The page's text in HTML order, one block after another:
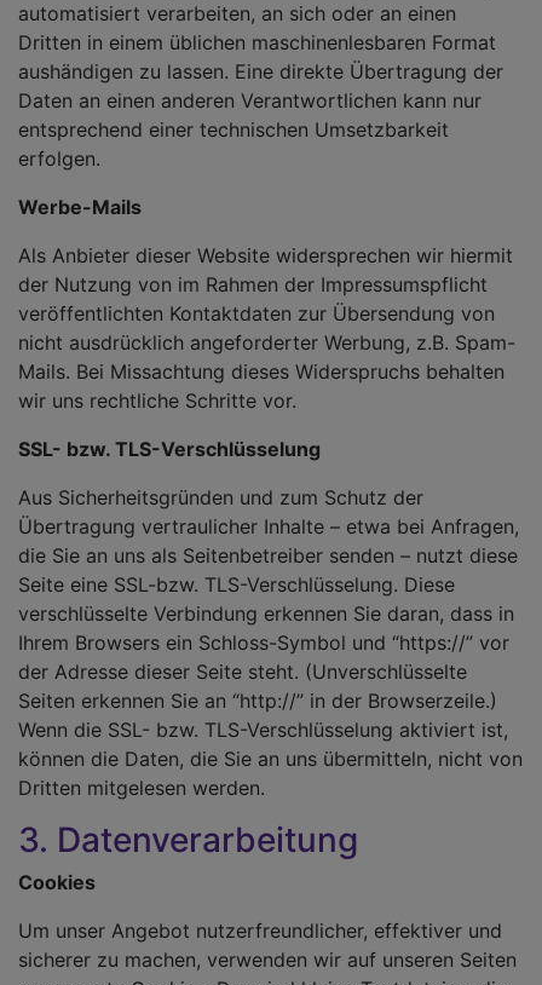
automatisiert verarbeiten, an sich oder an einen
Dritten in einem üblichen maschinenlesbaren Format
aushändigen zu lassen. Eine direkte Übertragung der
Daten an einen anderen Verantwortlichen kann nur
entsprechend einer technischen Umsetzbarkeit
erfolgen.
Werbe-Mails
Als Anbieter dieser Website widersprechen wir hiermit
der Nutzung von im Rahmen der Impressumspflicht
veröffentlichten Kontaktdaten zur Übersendung von
nicht ausdrücklich angeforderter Werbung, z.B. Spam-
Mails. Bei Missachtung dieses Widerspruchs behalten
wir uns rechtliche Schritte vor.
SSL- bzw. TLS-Verschlüsselung
Aus Sicherheitsgründen und zum Schutz der
Übertragung vertraulicher Inhalte – etwa bei Anfragen,
die Sie an uns als Seitenbetreiber senden – nutzt diese
Seite eine SSL-bzw. TLS-Verschlüsselung. Diese
verschlüsselte Verbindung erkennen Sie daran, dass in
Ihrem Browsers ein Schloss-Symbol und “https://” vor
der Adresse dieser Seite steht. (Unverschlüsselte
Seiten erkennen Sie an “http://” in der Browserzeile.)
Wenn die SSL- bzw. TLS-Verschlüsselung aktiviert ist,
können die Daten, die Sie an uns übermitteln, nicht von
Dritten mitgelesen werden.
3. Datenverarbeitung
Cookies
Um unser Angebot nutzerfreundlicher, effektiver und
sicherer zu machen, verwenden wir auf unseren Seiten